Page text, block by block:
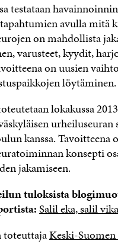
testataan
avulla mitä
on mahdollista
varusteet, kyydit,
on uusien
löytäminen.
lokakussa
urheiluseuran
kanssa. Tavoitteena
konsepti
jakamiseen.
tuloksista
Salil eka, salil vika
Keski-